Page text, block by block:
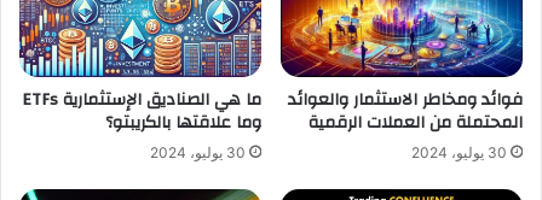
فوائد ومخاطر الاستثمار والعوائد
المحتملة من العملات الرقمية
30 يوليو، 2024
ما هي الصناديق الإستثمارية ETFs
وما علاقتها بالكريبتو؟
30 يوليو، 2024